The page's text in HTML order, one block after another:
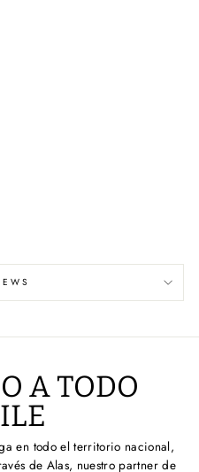
A TODO
en todo el territorio nacional,
de Alas, nuestro partner de